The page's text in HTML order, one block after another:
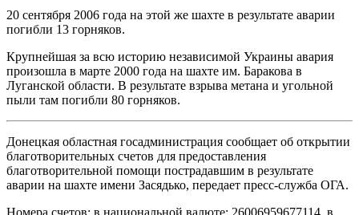
20 сентября 2006 года на этой же шахте в результате аварии
погибли 13 горняков.
Крупнейшая за всю историю независимой Украины авария
произошла в марте 2000 года на шахте им. Баракова в
Луганской области. В результате взрыва метана и угольной
пыли там погибли 80 горняков.
Донецкая областная госадминистрация сообщает об открытии
благотворительных счетов для предоставления
благотворительной помощи пострадавшим в результате
аварии на шахте имени Засядько, передает пресс-служба ОГА.
Номера счетов: в национальной валюте: 26006959677114, в